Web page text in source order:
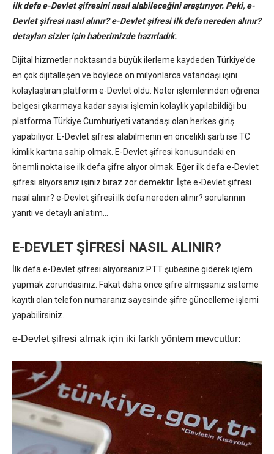
ilk defa e-Devlet şifresini nasıl alabileceğini araştırıyor. Peki, e-
Devlet şifresi nasıl alınır? e-Devlet şifresi ilk defa nereden alınır?
detayları sizler için haberimizde hazırladık.
Dijital hizmetler noktasında büyük ilerleme kaydeden Türkiye’de
en çok dijitalleşen ve böylece on milyonlarca vatandaşı işini
kolaylaştıran platform e-Devlet oldu. Noter işlemlerinden öğrenci
belgesi çıkarmaya kadar sayısı işlemin kolaylık yapılabildiği bu
platforma Türkiye Cumhuriyeti vatandaşı olan herkes giriş
yapabiliyor. E-Devlet şifresi alabilmenin en öncelikli şartı ise TC
kimlik kartına sahip olmak. E-Devlet şifresi konusundaki en
önemli nokta ise ilk defa şifre alıyor olmak. Eğer ilk defa e-Devlet
şifresi alıyorsanız işiniz biraz zor demektir. İşte e-Devlet şifresi
nasıl alınır? e-Devlet şifresi ilk defa nereden alınır? sorularının
yanıtı ve detaylı anlatım…
E-DEVLET ŞİFRESİ NASIL ALINIR?
İlk defa e-Devlet şifresi alıyorsanız PTT şubesine giderek işlem
yapmak zorundasınız. Fakat daha önce şifre almışsanız sisteme
kayıtlı olan telefon numaranız sayesinde şifre güncelleme işlemi
yapabilirsiniz.
e-Devlet şifresi almak için iki farklı yöntem mevcuttur: